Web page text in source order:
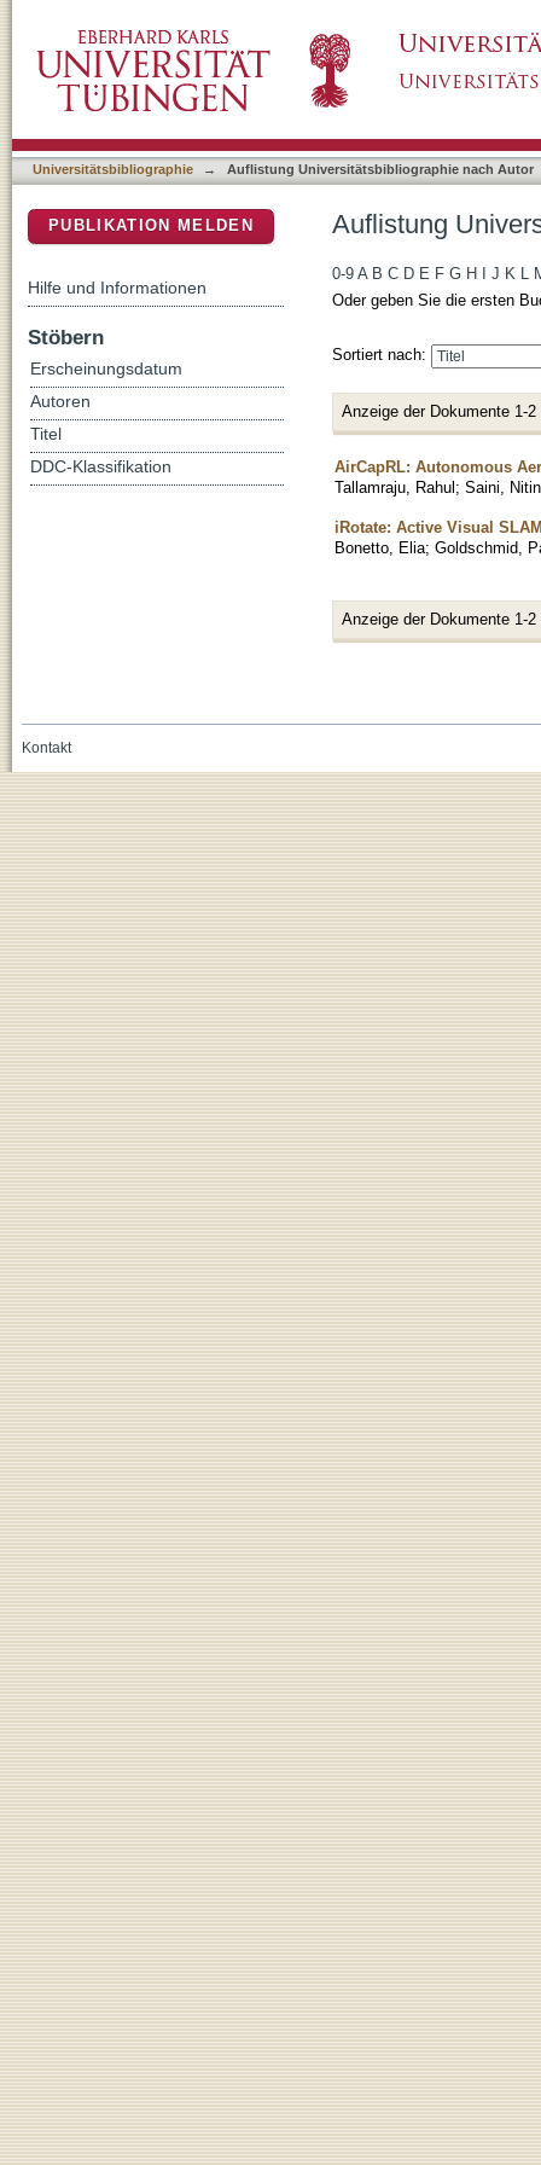
Universitätsbibliographie → Auflistung Universitätsbibliographie nach Autor
Auflistung
0-9 A B C D E F G H J K L
Oder geben Sie die ersten
Sortiert nach:
Anzeige der Dokumente 1-2
AirCapRL: Autonomous
Tallamraju, Rahul; Saini, Nitin
iRotate: Active Visual
Bonetto, Elia; Goldschmid,
Anzeige der Dokumente 1-2
PUBLIKATION MELDEN
Hilfe und Informationen
Stöbern
Erscheinungsdatum
Autoren
Titel
DDC-Klassifikation
Kontakt